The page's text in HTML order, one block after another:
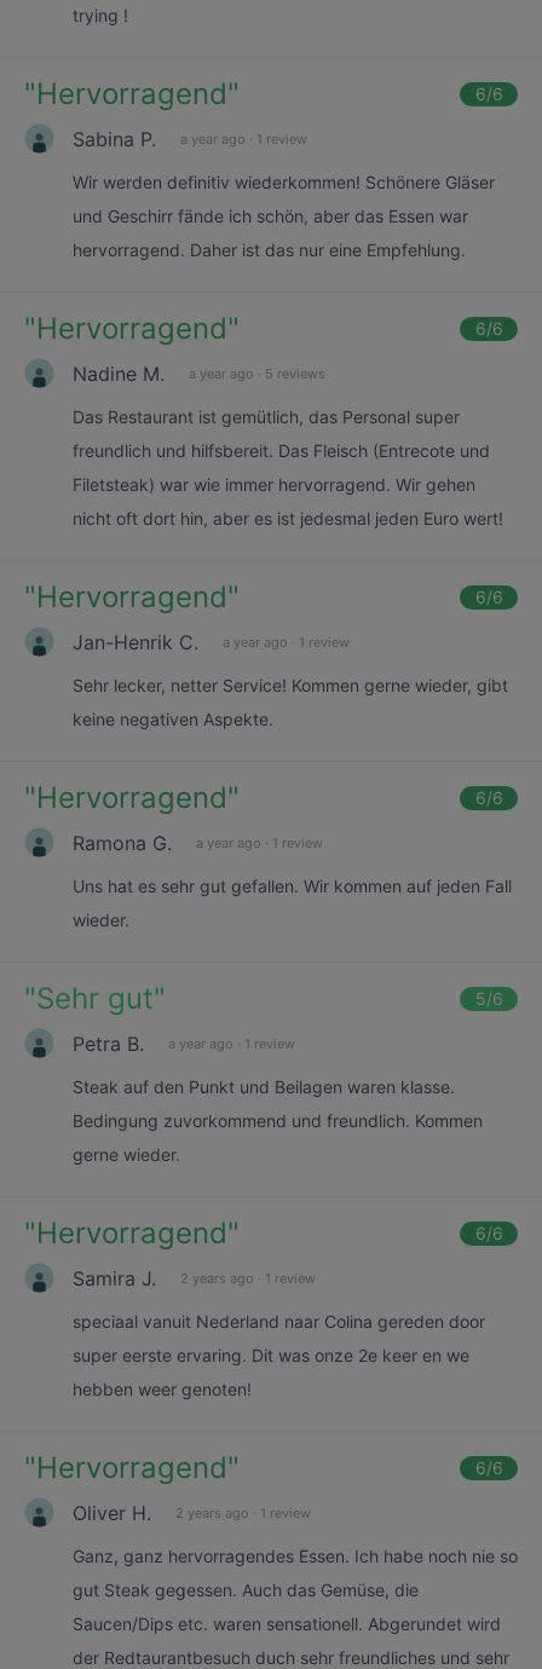
trying !
"Hervorragend" 6/6
Sabina P. a year ago · 1 review
Wir werden definitiv wiederkommen! Schönere Gläser
und Geschirr fände ich schön, aber das Essen war
hervorragend. Daher ist das nur eine Empfehlung.
"Hervorragend" 6/6
Nadine M. a year ago · 5 reviews
Das Restaurant ist gemütlich, das Personal super
freundlich und hilfsbereit. Das Fleisch (Entrecote und
Filetsteak) war wie immer hervorragend. Wir gehen
nicht oft dort hin, aber es ist jedesmal jeden Euro wert!
"Hervorragend" 6/6
Jan-Henrik C. a year ago · 1 review
Sehr lecker, netter Service! Kommen gerne wieder, gibt
keine negativen Aspekte.
"Hervorragend" 6/6
Ramona G. a year ago · 1 review
Uns hat es sehr gut gefallen. Wir kommen auf jeden Fall
wieder.
"Sehr gut" 5/6
Petra B. a year ago · 1 review
Steak auf den Punkt und Beilagen waren klasse.
Bedingung zuvorkommend und freundlich. Kommen
gerne wieder.
"Hervorragend" 6/6
Samira J. 2 years ago · 1 review
speciaal vanuit Nederland naar Colina gereden door
super eerste ervaring. Dit was onze 2e keer en we
hebben weer genoten!
"Hervorragend" 6/6
Oliver H. 2 years ago · 1 review
Ganz, ganz hervorragendes Essen. Ich habe noch nie so
gut Steak gegessen. Auch das Gemüse, die
Saucen/Dips etc. waren sensationell. Abgerundet wird
der Redtaurantbesuch duch sehr freundliches und sehr